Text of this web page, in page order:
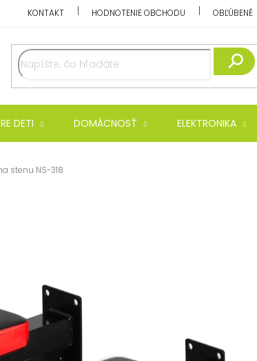
KONTAKT HODNOTENIE OBCHODU OBĽÚBENÉ
DETI DOMÁCNOSŤ ELEKTRONIKA
stenu NS-318